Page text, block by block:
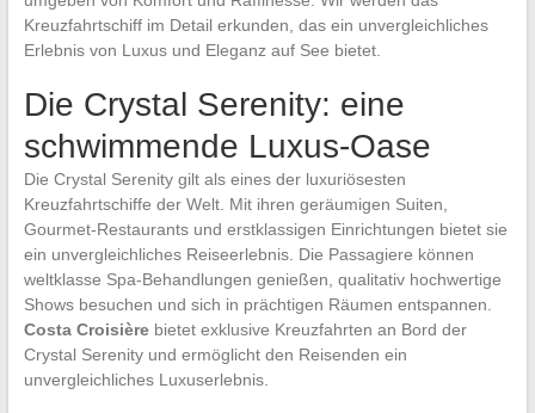
Kreuzfahrtschiff im Detail erkunden, das ein unvergleichliches
Erlebnis von Luxus und Eleganz auf See bietet.
Die Crystal Serenity: eine
schwimmende Luxus-Oase
Die Crystal Serenity gilt als eines der luxuriösesten
Kreuzfahrtschiffe der Welt. Mit ihren geräumigen Suiten,
Gourmet-Restaurants und erstklassigen Einrichtungen bietet sie
ein unvergleichliches Reiseerlebnis. Die Passagiere können
weltklasse Spa-Behandlungen genießen, qualitativ hochwertige
Shows besuchen und sich in prächtigen Räumen entspannen.
Costa Croisièrebietet exklusive Kreuzfahrten an Bord der
Crystal Serenity und ermöglicht den Reisenden ein
unvergleichliches Luxuserlebnis.